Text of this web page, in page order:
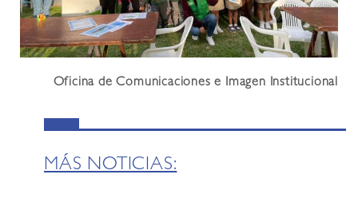
Oficina de Comunicaciones e Imagen Institucional
MÁS NOTICIAS: